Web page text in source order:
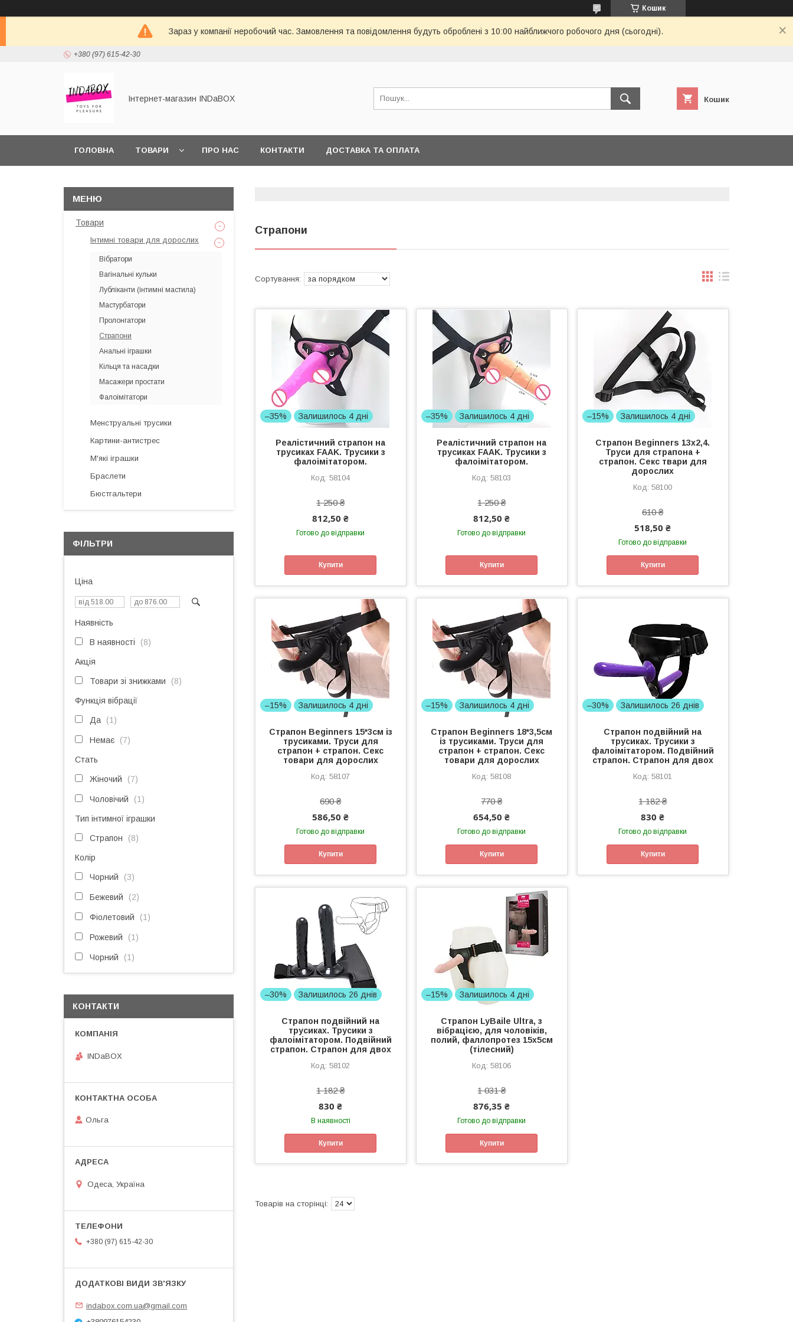
Кошик
Зараз у компанії неробочий час. Замовлення та повідомлення будуть оброблені з 10:00 найближчого робочого дня (сьогодні).
+380 (97) 615-42-30
Інтернет-магазин INDaBOX Кошик
ГОЛОВНА ТОВАРИ ПРО НАС КОНТАКТИ ДОСТАВКА ТА ОПЛАТА
Страпони
–35% Залишилось 4 дні
Реалістичний страпон на
трусиках FAAK. Трусики з
фалоімітатором.
58104
1 250 ₴
812,50 ₴
Готово до відправки
Купити
–35% Залишилось 4 дні
Реалістичний страпон на
трусиках FAAK. Трусики з
фалоімітатором.
58103
1 250 ₴
812,50 ₴
Готово до відправки
Купити
–15% Залишилось 4 дні
Страпон Beginners 13х2,4.
Труси для страпона +
страпон. Секс твари для
дорослих
58100
610 ₴
518,50 ₴
Готово до відправки
Купити
–15% Залишилось 4 дні
Страпон Beginners 15*3см із
трусиками. Труси для
страпон + страпон. Секс
товари для дорослих
58107
690 ₴
586,50 ₴
Готово до відправки
Купити
–15% Залишилось 4 дні
Страпон Beginners 18*3,5см
із трусиками. Труси для
страпон + страпон. Секс
товари для дорослих
58108
770 ₴
654,50 ₴
Готово до відправки
Купити
–30% Залишилось 26 днів
Страпон подвійний на
трусиках. Трусики з
фалоімітатором. Подвійний
страпон. Страпон для двох
58101
1 182 ₴
830 ₴
Готово до відправки
Купити
–30% Залишилось 26 днів
Страпон подвійний на
трусиках. Трусики з
фалоімітатором. Подвійний
страпон. Страпон для двох
58102
1 182 ₴
830 ₴
В наявності
Купити
–15% Залишилось 4 дні
Страпон LyBaile Ultra, з
вібрацією, для чоловіків,
полий, фаллопротез 15х5см
(тілесний)
58106
1 031 ₴
876,35 ₴
Готово до відправки
Купити
Товари
Інтимні товари для дорослих
Вібратори
Вагінальні кульки
Лубліканти (інтимні мастила)
Мастурбатори
Пролонгатори
Страпони
Анальні іграшки
Кільця та насадки
Масажери простати
Фалоімітатори
Менструальні трусики
Картини-антистрес
М'які іграшки
Браслети
Бюстгальтери
ФІЛЬТРИ
Ціна
Наявність
В наявності 8
Акція
Товари зі знижками 8
Функція вібрації
Да 1
Немає 7
Стать
Жіночий 7
Чоловічий 1
Тип інтимної іграшки
Страпон 8
Колір
Чорний 3
Бежевий 2
Фіолетовий 1
Рожевий 1
Чорний 1
КОНТАКТИ
INDaBOX
Ольга
Одеса, Україна
+380 (97) 615-42-30
indabox.com.ua@gmail.com